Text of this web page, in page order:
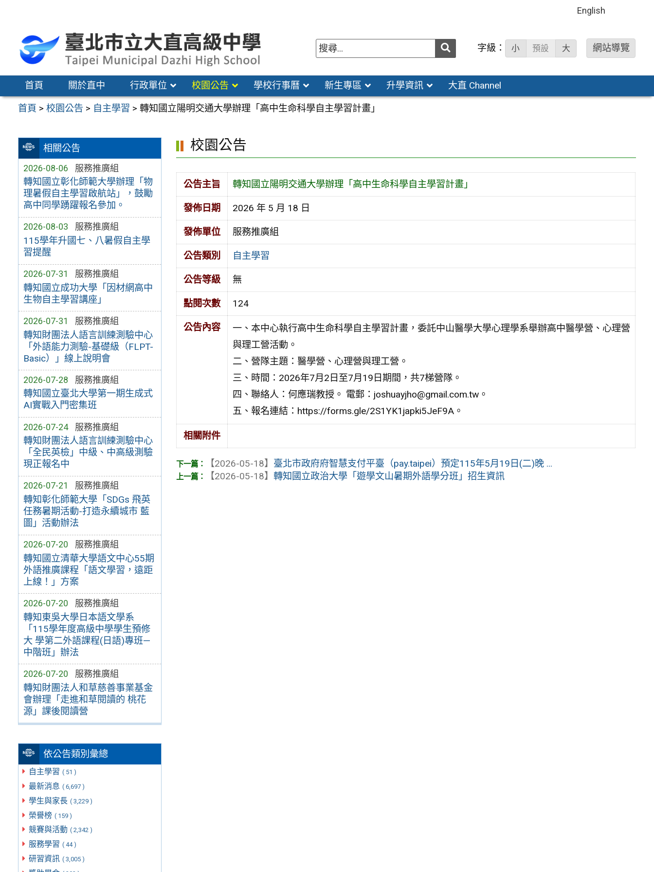
區
English
送出 字級： 小 預設 大 網站導覽
首頁 關於直中 行政單位 校園公告 學校行事曆 新生專區 升學資訊 大直 Channel
首頁 >校園公告 > 自主學習 >轉知國立陽明交通大學辦理「高中生命科學自主學習計畫」
相關公告
2026-08-06 服務推廣組
轉知國立彰化師範大學辦理「物
理暑假自主學習啟航站」，鼓勵
高中同學踴躍報名參加。
2026-08-03 服務推廣組
115學年升國七、八暑假自主學
習提醒
2026-07-31 服務推廣組
轉知國立成功大學「因材網高中
生物自主學習講座」
2026-07-31 服務推廣組
轉知財團法人語言訓練測驗中心
「外語能力測驗-基礎級（FLPT-
Basic）」線上說明會
2026-07-28 服務推廣組
轉知國立臺北大學第一期生成式
AI實戰入門密集班
2026-07-24 服務推廣組
轉知財團法人語言訓練測驗中心
「全民英檢」中級、中高級測驗
現正報名中
2026-07-21 服務推廣組
轉知彰化師範大學「SDGs 飛英
任務暑期活動-打造永續城市 藍
圖」活動辦法
2026-07-20 服務推廣組
轉知國立清華大學語文中心55期
外語推廣課程「語文學習，遠距
上線！」方案
2026-07-20 服務推廣組
轉知東吳大學日本語文學系
「115學年度高級中學學生預修
大 學第二外語課程(日語)專班—
中階班」辦法
2026-07-20 服務推廣組
轉知財團法人和草慈善事業基金
會辦理「走進和草閱讀的 桃花
源」課後閱讀營
依公告類別彙總
自主學習 ( 51 )
最新消息 ( 6,697 )
學生與家長 ( 3,229 )
榮譽榜 ( 159 )
競賽與活動 ( 2,342 )
服務學習 ( 44 )
研習資訊 ( 3,005 )
校園公告
公告主旨 轉知國立陽明交通大學辦理「高中生命科學自主學習計畫」
發佈日期 2026 年 5 月 18 日
發佈單位 服務推廣組
公告類別 自主學習
公告等級 無
點閱次數 124
公告內容
一、本中心執行高中生命科學自主學習計畫，委託中山醫學大學心理學系舉辦高中醫學營、心理營
與理工營活動。
二、營隊主題：醫學營、心理營與理工營。
三、時間：2026年7月2日至7月19日期間，共7梯營隊。
四、聯絡人：何應瑞教授。 電郵：joshuayjho@gmail.com.tw。
五、報名連結：https://forms.gle/2S1YK1japki5JeF9A。
相關附件
【2026-05-18】 臺北市政府府智慧支付平臺（pay.taipei）預定115年5月19日(二)晚 ...
【2026-05-18】轉知國立政治大學「遊學文山暑期外語學分班」招生資訊